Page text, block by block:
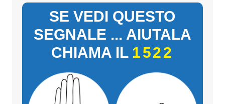
SE VEDI QUESTO
SEGNALE ... AIUTALA
CHIAMA IL 1522